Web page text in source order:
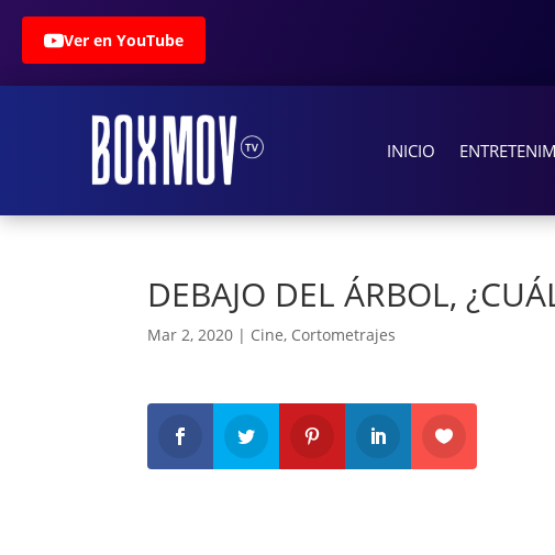
Ver en YouTube
INICIO
DEBAJO DEL ÁRBOL,
Mar 2, 2020 | Cine, Cortometrajes